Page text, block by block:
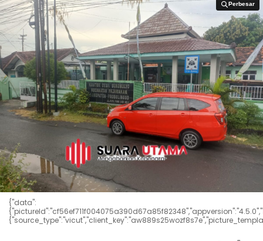
Perbesar
Perbesar
{"data":